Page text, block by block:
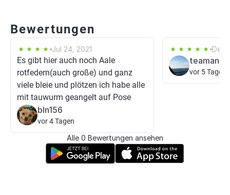
Bewertungen
Jul 24, 2021
Es gibt hier auch noch Aale
rotfedern(auch große) und ganz
viele bleie und plötzen ich habe alle
mit tauwurm geangelt auf Pose
bln156
vor 4 Tagen
Dec
vor 5 Tagen
Alle 0 Bewertungen ansehen